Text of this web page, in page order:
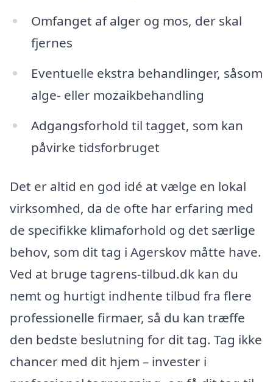
Omfanget af alger og mos, der skal
fjernes
Eventuelle ekstra behandlinger, såsom
alge- eller mozaikbehandling
Adgangsforhold til tagget, som kan
påvirke tidsforbruget
Det er altid en god idé at vælge en lokal
virksomhed, da de ofte har erfaring med
de specifikke klimaforhold og det særlige
behov, som dit tag i Agerskov måtte have.
Ved at bruge tagrens-tilbud.dk kan du
nemt og hurtigt indhente tilbud fra flere
professionelle firmaer, så du kan træffe
den bedste beslutning for dit tag. Tag ikke
chancer med dit hjem – invester i